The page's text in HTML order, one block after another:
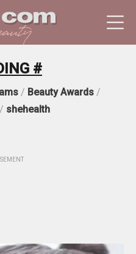
#
/ Beauty Awards /
shehealth